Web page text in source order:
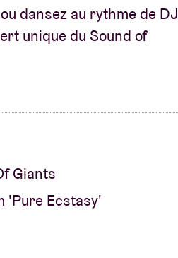
dansez au rythme de DJ
unique du Sound of
Giants
'Pure Ecstasy'